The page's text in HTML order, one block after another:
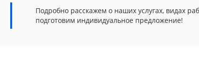
Подробно расскажем о наших услугах, видах
подготовим индивидуальное предложение!